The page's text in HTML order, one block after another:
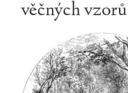
věčných